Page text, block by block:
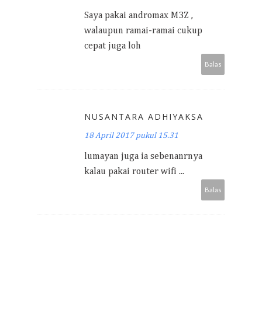
Saya pakai andromax M3Z ,
walaupun ramai-ramai cukup
cepat juga loh
Balas
NUSANTARA ADHIYAKSA
18 April 2017 pukul 15.31
lumayan juga ia sebenanrnya
kalau pakai router wifi ...
Balas